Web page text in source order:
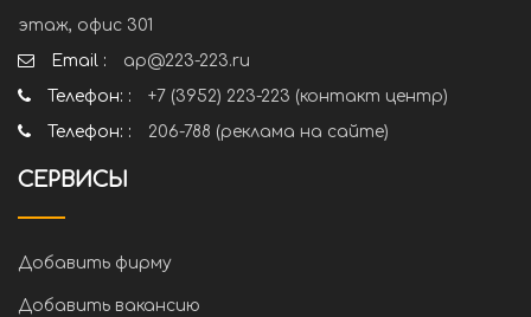
этаж, офис 301
Email :
ap@223-223.ru
Телефон: :
+7 (3952) 223-223 (контакт центр)
Телефон: :
206-788 (реклама на сайте)
СЕРВИСЫ
Добавить фирму
Добавить вакансию